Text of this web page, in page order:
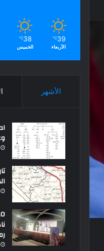
39
℃
الأربعاء
38
℃
الخميس
الأشهر